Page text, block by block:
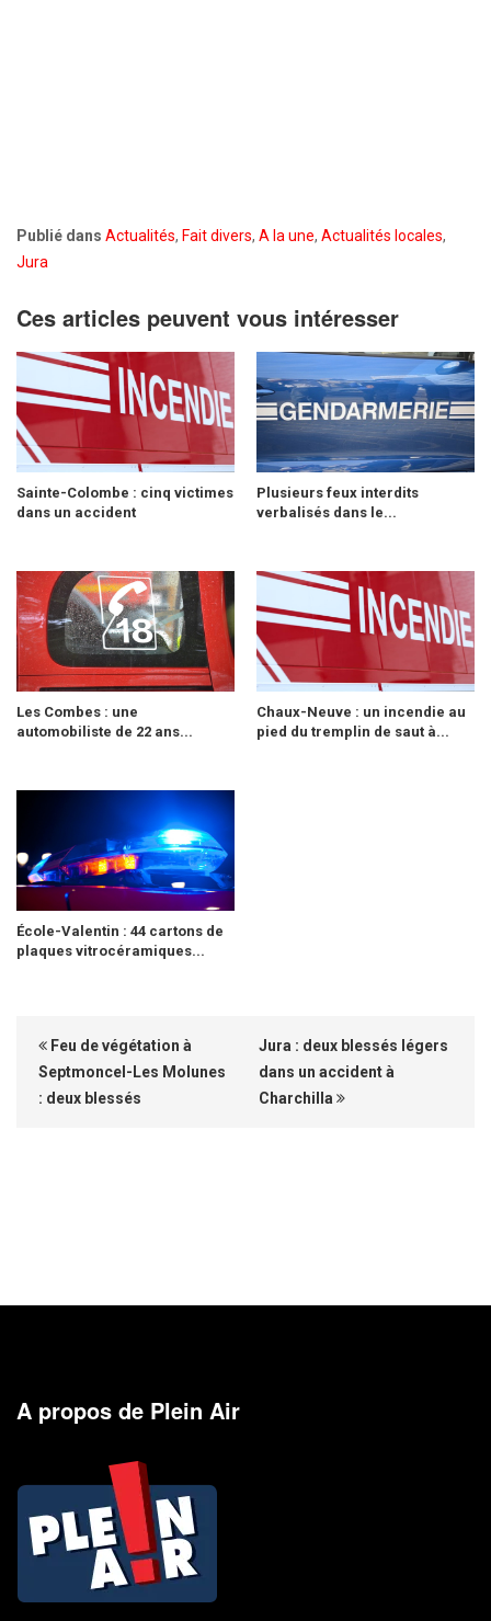
Publié dans Actualités, Fait divers, A la une, Actualités locales,
Jura
Ces articles peuvent vous intéresser
Sainte-Colombe : cinq victimes
dans un accident
Plusieurs feux interdits
verbalisés dans le...
Les Combes : une
automobiliste de 22 ans...
Chaux-Neuve : un incendie au
pied du tremplin de saut à...
École-Valentin : 44 cartons de
plaques vitrocéramiques...
Feu de végétation à
Septmoncel-Les Molunes
: deux blessés
Jura : deux blessés légers
dans un accident à
Charchilla
A propos de Plein Air